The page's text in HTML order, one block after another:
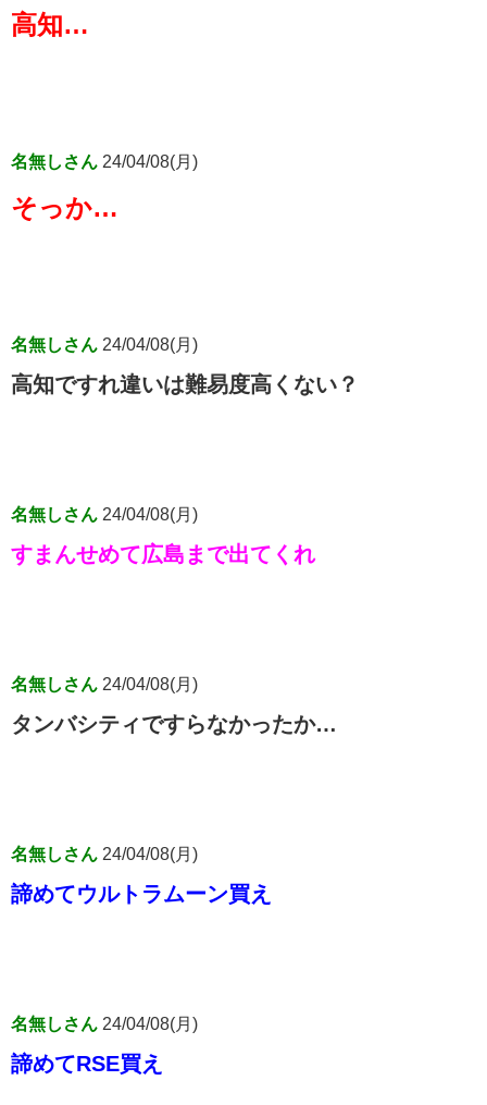
高知…
名無しさん 24/04/08(月)
そっか…
名無しさん 24/04/08(月)
高知ですれ違いは難易度高くない？
名無しさん 24/04/08(月)
すまんせめて広島まで出てくれ
名無しさん 24/04/08(月)
タンバシティですらなかったか…
名無しさん 24/04/08(月)
諦めてウルトラムーン買え
名無しさん 24/04/08(月)
諦めてRSE買え